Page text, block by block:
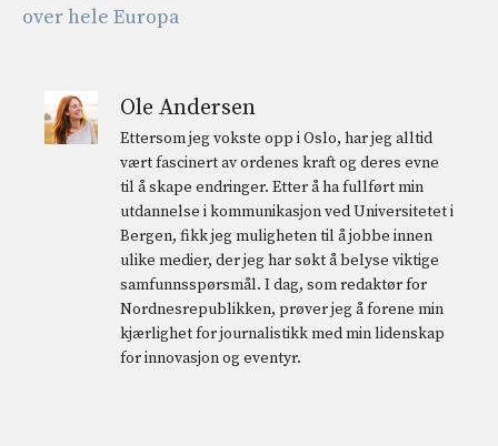
over hele Europa
Ole Andersen
Ettersom jeg vokste opp i Oslo, har jeg alltid
vært fascinert av ordenes kraft og deres evne
til å skape endringer. Etter å ha fullført min
utdannelse i kommunikasjon ved Universitetet i
Bergen, fikk jeg muligheten til å jobbe innen
ulike medier, der jeg har søkt å belyse viktige
samfunnsspørsmål. I dag, som redaktør for
Nordnesrepublikken, prøver jeg å forene min
kjærlighet for journalistikk med min lidenskap
for innovasjon og eventyr.